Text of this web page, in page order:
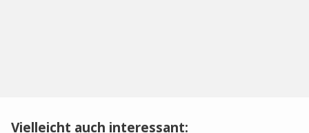
Vielleicht auch interessant: